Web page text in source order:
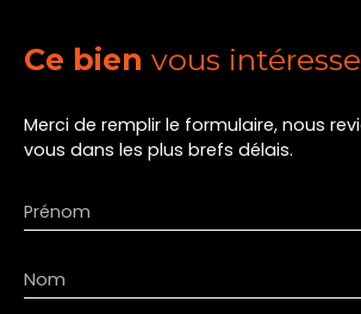
Ce bien vous
Merci de remplir le formulaire, nous
vous dans les plus brefs délais.
Prénom
Nom